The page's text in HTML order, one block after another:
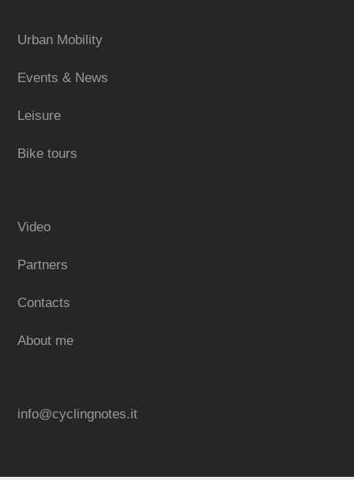
Urban Mobility
Events & News
Leisure
Bike tours
Video
Partners
Contacts
About me
info@cyclingnotes.it